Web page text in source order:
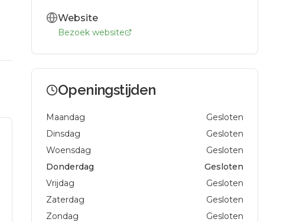
Website
Bezoek website
Openingstijden
Maandag
Gesloten
Dinsdag
Gesloten
Woensdag
Gesloten
Donderdag
Gesloten
Vrijdag
Gesloten
Zaterdag
Gesloten
Zondag
Gesloten